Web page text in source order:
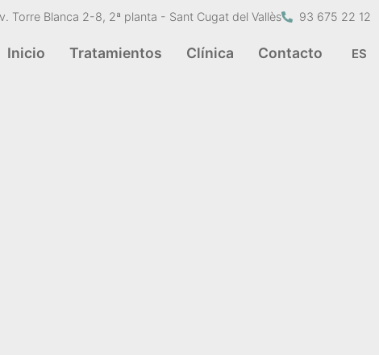
Torre Blanca 2-8, 2ª planta - Sant Cugat del Vallès 93 675 22 12
Inicio Tratamientos Clínica Contacto ES